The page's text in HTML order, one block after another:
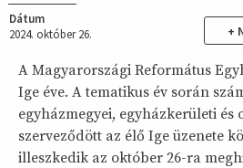
Dátum
2024. október 26.
+
A Magyarországi Református
Ige éve. A tematikus év során
egyházmegyei, egyházkerületi és
szerveződött az élő Ige üzenete
illeszkedik az október 26-ra